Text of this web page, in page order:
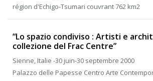
région d'Echigo-Tsumari couvrant 762 km2
“Lo spazio condiviso : Artisti e
collezione del Frac Centre”
Sienne, Italie -30 juin-30 septembre 2000
Palazzo delle Papesse Centro Arte